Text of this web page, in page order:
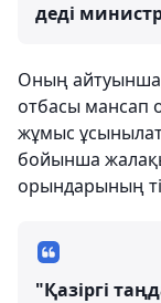
деді
Оның айтуынша,
отбасы мансап
жұмыс
бойынша
орындарының
"Қазіргі